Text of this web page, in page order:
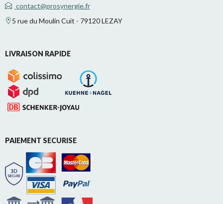
contact@prosynergie.fr
5 rue du Moulin Cuit - 79120 LEZAY
LIVRAISON RAPIDE
PAIEMENT SECURISE